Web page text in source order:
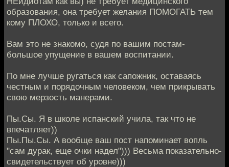
образования, она требует желания ПОМОГАТЬ тем
кому ПЛОХО, только и всего.
Вам это не знакомо, судя по вашим постам-
большое упущение в вашем воспитании.
По мне лучше ругаться как сапожник, оставаясь
честным и порядочным человеком, чем прикрывать
свою мерзость манерами.
Пы.Сы. Я в школе испанский учила, так что не
впечатляет))
Пы.Пы.Сы. А вообще ваш пост напоминает вопль
"сам дурак, еще очки надел"))) Весьма показательно-
свидетельствует об уровне)))